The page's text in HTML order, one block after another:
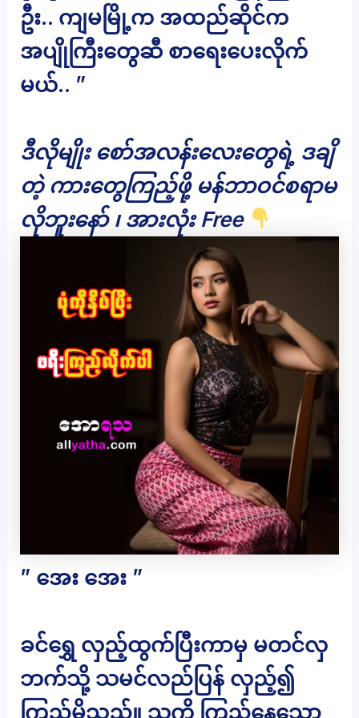
ဦး.. ကျမမြို့က အထည်ဆိုင်က
အပျိုကြီးတွေဆီ စာရေးပေးလိုက်
မယ်.. ”
ဒီလိုမျိုး စော်အလန်းလေးတွေရဲ့ ဒချိ
တဲ့ ကားတွေကြည့်ဖို့ မန်ဘာဝင်စရာမ
လိုဘူးနော် ၊ အားလုံး Free
” အေး အေး ”
ခင်ရွှေ လှည့်ထွက်ပြီးကာမှ မတင်လှ
ဘက်သို့ သမင်လည်ပြန် လှည့်၍
ကြည့်မိသည်။ သူ့ကို ကြည့်နေသော